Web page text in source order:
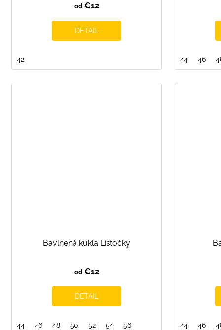
od€12
DETAIL
42 44 46
Bavlnená kukla Lístočky
od€12
DETAIL
44 46 48 50 52 54 56 44 46